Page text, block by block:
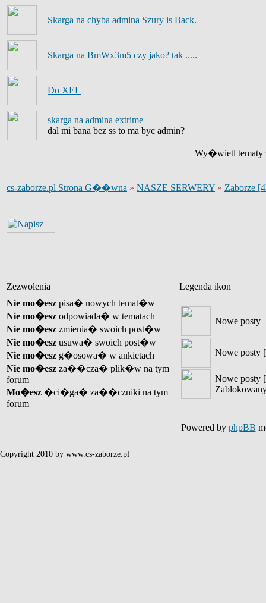
Skarga na chyba admina Szury is Back.
Skarga na BmWx3m5 czy jako? tak .....
Do XEL
skarga na admina extrime
dal mi bana bez ss to ma byc admin?
Wy�wietl tematy
cs-zaborze.pl Strona G��wna » NASZE SERWERY » Zaborze
Zezwolenia
Legenda ikon
Nie mo�esz pisa� nowych temat�w
Nie mo�esz odpowiada� w tematach
Nie mo�esz zmienia� swoich post�w
Nie mo�esz usuwa� swoich post�w
Nie mo�esz g�osowa� w ankietach
Nie mo�esz za��cza� plik�w na tym
forum
Mo�esz �ci�ga� za��czniki na tym
forum
Nowe posty
Nowe posty
Nowe posty [
Powered by phpBB
Copyright 2010 by www.cs-zaborze.pl